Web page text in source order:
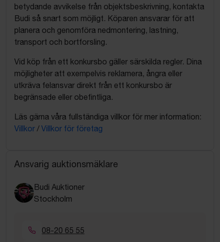
betydande avvikelse från objektsbeskrivning, kontakta
Budi så snart som möjligt. Köparen ansvarar för att
planera och genomföra nedmontering, lastning,
transport och bortforsling.
Vid köp från ett konkursbo gäller särskilda regler. Dina
möjligheter att exempelvis reklamera, ångra eller
utkräva felansvar direkt från ett konkursbo är
begränsade eller obefintliga.
Läs gärna våra fullständiga villkor för mer information:
Villkor / Villkor för företag
Ansvarig auktionsmäklare
Budi Auktioner
Stockholm
08-20 65 55